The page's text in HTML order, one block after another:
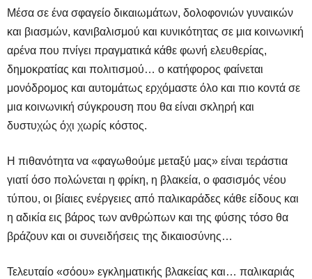
Μέσα σε ένα σφαγείο δικαιωμάτων, δολοφονιών γυναικών
και βιασμών, κανιβαλισμού και κυνικότητας σε μια κοινωνική
αρένα που πνίγει πραγματικά κάθε φωνή ελευθερίας,
δημοκρατίας και πολιτισμού… ο κατήφορος φαίνεται
μονόδρομος και αυτομάτως ερχόμαστε όλο και πιο κοντά σε
μια κοινωνική σύγκρουση που θα είναι σκληρή και
δυστυχώς όχι χωρίς κόστος.
Η πιθανότητα να «φαγωθούμε μεταξύ μας» είναι τεράστια
γιατί όσο πολώνεται η φρίκη, η βλακεία, ο φασισμός νέου
τύπου, οι βίαιες ενέργειες από παλικαράδες κάθε είδους και
η αδικία εις βάρος των ανθρώπων και της φύσης τόσο θα
βράζουν και οι συνειδήσεις της δικαιοσύνης…
Τελευταίο «σόου» εγκληματικής βλακείας και… παλικαριάς